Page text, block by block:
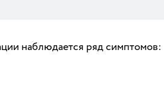
наблюдается ряд симптомов: